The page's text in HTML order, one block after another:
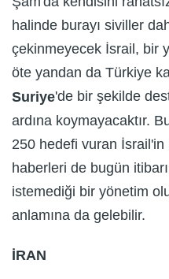
halinde burayı siviller
çekinmeyecek İsrail, bir
öte yandan da Türkiye
Suriye'de bir şekilde
ardına koymayacaktır.
250 hedefi vuran
haberleri de bugün
istemediği bir yönetim
anlamına da gelebilir.
İRAN